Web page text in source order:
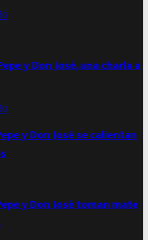
0
y Don José, una charla a
0
y Don José se calientan
y Don José toman mate